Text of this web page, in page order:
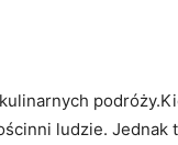
ludzie. Jednak